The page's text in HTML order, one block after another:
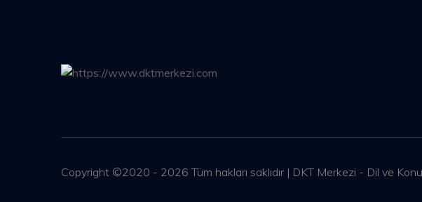
Copyright ©2020 - 2026 Tüm hakları saklıdır | DKT Merkezi - Dil ve